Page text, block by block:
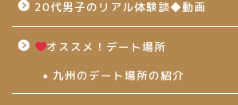
20代男子のリアル体験談◆動画
オススメ！デート場所
九州のデート場所の紹介